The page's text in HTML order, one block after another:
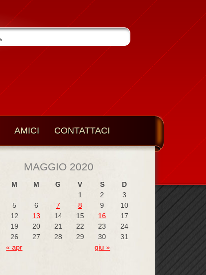
AMICI CONTATTACI
MAGGIO 2020
M M G V S D
« apr giu »
1 2
3
5 6 7 8 9
10
12 13 14 15 16
17
19 20 21 22 23
24
26 27 28 29 30 31